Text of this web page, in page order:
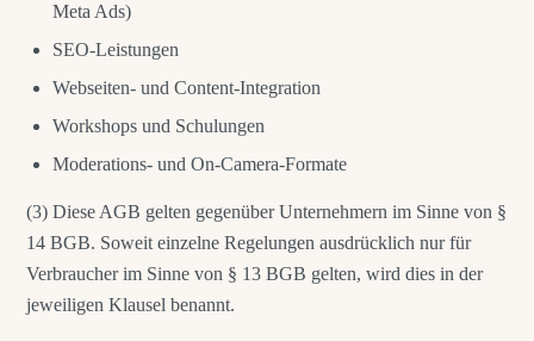
Meta Ads)
SEO-Leistungen
Webseiten- und Content-Integration
Workshops und Schulungen
Moderations- und On-Camera-Formate
(3) Diese AGB gelten gegenüber Unternehmern im Sinne von §
14 BGB. Soweit einzelne Regelungen ausdrücklich nur für
Verbraucher im Sinne von § 13 BGB gelten, wird dies in der
jeweiligen Klausel benannt.